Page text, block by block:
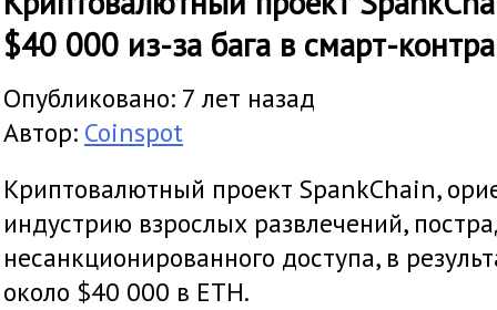
$40 000 из-за бага в смарт-
Опубликовано: 7 лет назад
Автор: Coinspot
Криптовалютный проект SpankChain,
индустрию взрослых развлечений,
несанкционированного доступа, в
около $40 000 в ETH.